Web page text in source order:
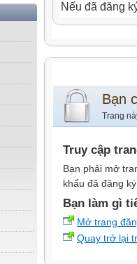
Nếu đã đăng
Bạn
Trang
Truy cập
Bạn phải mở
khẩu đã đăng
Bạn làm gì
Mở trang
Quay trở lại